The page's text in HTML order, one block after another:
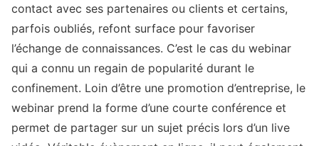
contact avec ses partenaires ou clients et certains,
parfois oubliés, refont surface pour favoriser
l’échange de connaissances. C’est le cas du webinar
qui a connu un regain de popularité durant le
confinement. Loin d’être une promotion d’entreprise, le
webinar prend la forme d’une courte conférence et
permet de partager sur un sujet précis lors d’un live